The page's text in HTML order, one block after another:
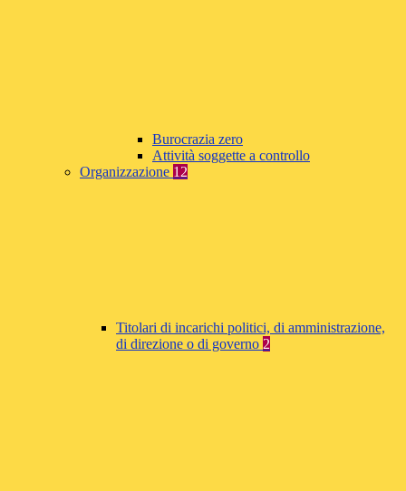
Burocrazia zero
Attività soggette a controllo
Organizzazione 12
Titolari di incarichi politici, di amministrazione,
di direzione o di governo 2